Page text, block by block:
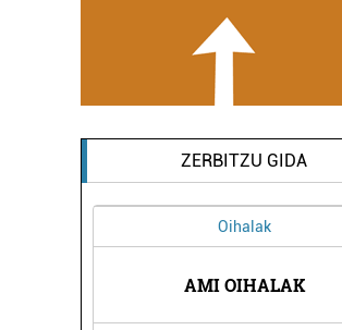
ZERBITZU GIDA
Oihalak
AMI OIHALAK